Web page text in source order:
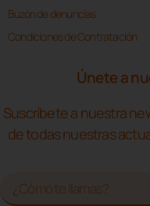
Buzón de denuncias
Condiciones de Contratación
Únete a
Suscríbete a nuestra
de todas nuestras